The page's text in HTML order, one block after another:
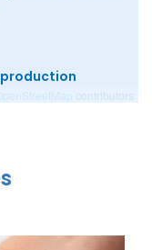
production